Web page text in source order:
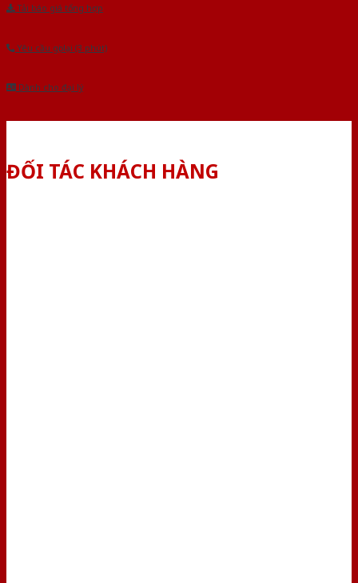
Tải báo giá tổng hợp
Yêu cầu gọi lại (3 phút)
Dành cho đại lý
ĐỐI TÁC KHÁCH HÀNG